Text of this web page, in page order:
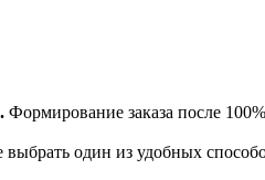
Формирование заказа после
выбрать один из удобных